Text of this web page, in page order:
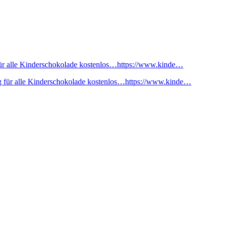
alle Kinderschokolade kostenlos…https://www.kinde…
für alle Kinderschokolade kostenlos…https://www.kinde…